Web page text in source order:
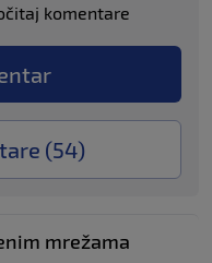
komentare
(54)
mrežama